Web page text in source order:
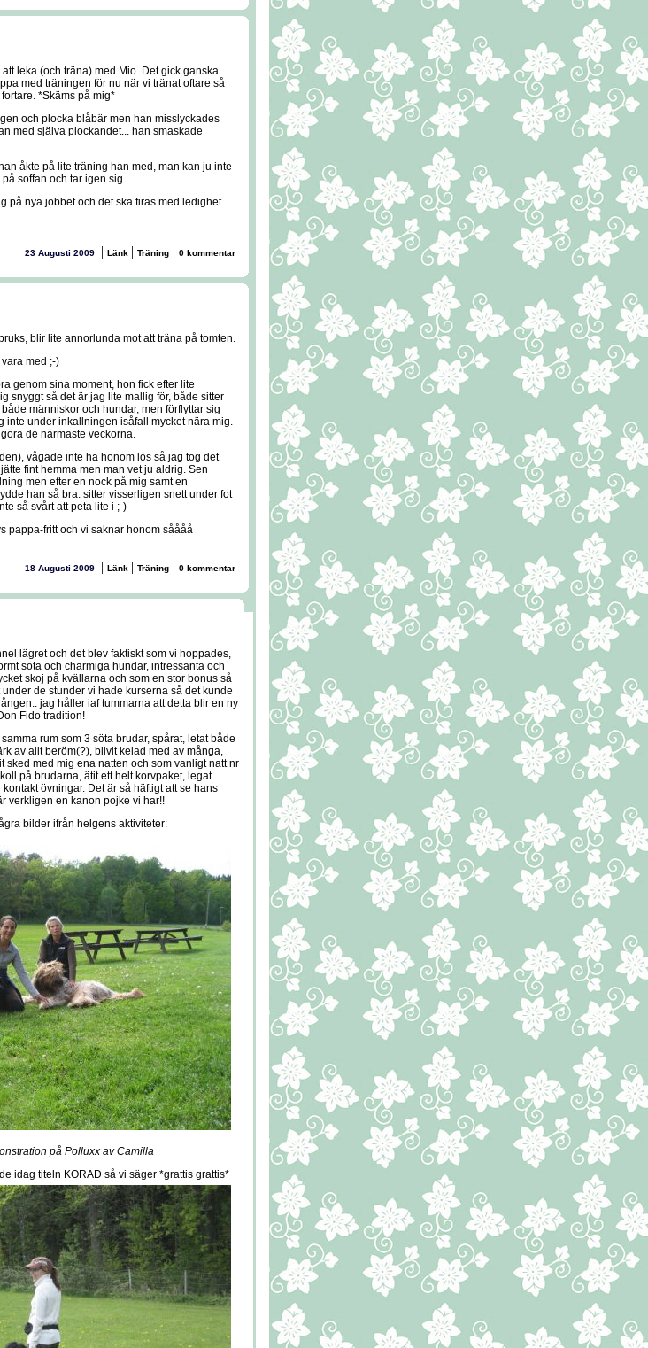
leka (och träna) med Mio. Det gick ganska
med träningen för nu när vi tränat oftare så
*Skäms på mig*
och plocka blåbär men han misslyckades
med själva plockandet... han smaskade
åkte på lite träning han med, man kan ju inte
soffan och tar igen sig.
på nya jobbet och det ska firas med ledighet
23 Augusti 2009 | Länk | Träning| 0 kommentar
blir lite annorlunda mot att träna på tomten.
med ;-)
genom sina moment, hon fick efter lite
snyggt så det är jag lite mallig för, både sitter
människor och hundar, men förflyttar sig
inte under inkallningen isåfall mycket nära mig.
de närmaste veckorna.
vågade inte ha honom lös så jag tog det
fint hemma men man vet ju aldrig. Sen
men efter en nock på mig samt en
han så bra. sitter visserligen snett under fot
så svårt att peta lite i ;-)
pappa-fritt och vi saknar honom såååå
18 Augusti 2009 | Länk | Träning| 0 kommentar
lägret och det blev faktiskt som vi hoppades,
söta och charmiga hundar, intressanta och
skoj på kvällarna och som en stor bonus så
de stunder vi hade kurserna så det kunde
jag håller iaf tummarna att detta blir en ny
Fido tradition!
rum som 3 söta brudar, spårat, letat både
av allt beröm(?), blivit kelad med av många,
sked med mig ena natten och som vanligt natt nr
på brudarna, ätit ett helt korvpaket, legat
övningar. Det är så häftigt att se hans
verkligen en kanon pojke vi har!!
bilder ifrån helgens aktiviteter:
på Polluxx av Camilla
idag titeln KORAD så vi säger *grattis grattis*